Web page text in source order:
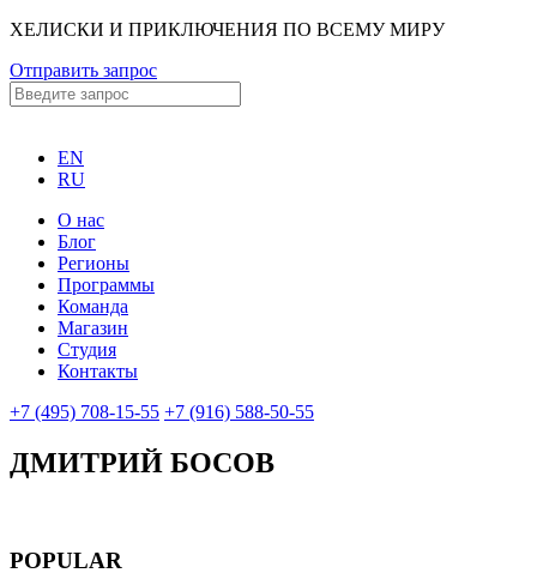
ХЕЛИСКИ И ПРИКЛЮЧЕНИЯ ПО ВСЕМУ МИРУ
Отправить запрос
EN
RU
О нас
Блог
Регионы
Программы
Команда
Магазин
Студия
Контакты
+7 (495) 708-15-55 +7 (916) 588-50-55
ДМИТРИЙ БОСОВ
POPULAR